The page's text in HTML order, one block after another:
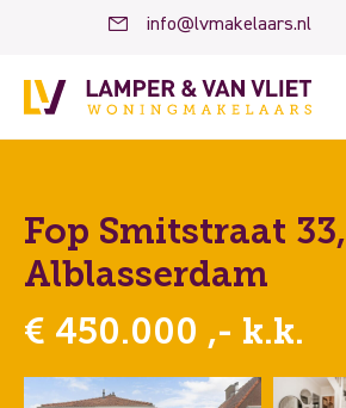
info@lvmakelaars.nl
Fop Smitstraat 33,
Alblasserdam
€ 450.000 ,- k.k.